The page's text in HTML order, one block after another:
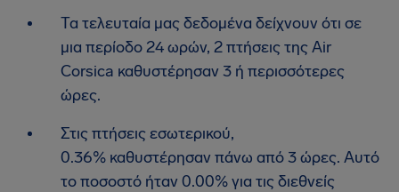
Τα τελευταία μας δεδομένα δείχνουν ότι σε
μια περίοδο 24 ωρών, 2 πτήσεις της Air
Corsica καθυστέρησαν 3 ή περισσότερες
ώρες.
Στις πτήσεις εσωτερικού,
0.36% καθυστέρησαν πάνω από 3 ώρες. Αυτό
το ποσοστό ήταν 0.00% για τις διεθνείς